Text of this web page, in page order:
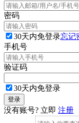
密码
30天内免登录忘记
手机号
验证码
30天内免登录
没有账号? 立即 注册